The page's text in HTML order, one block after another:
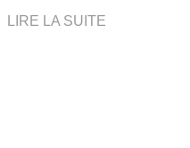
LIRE LA SUITE